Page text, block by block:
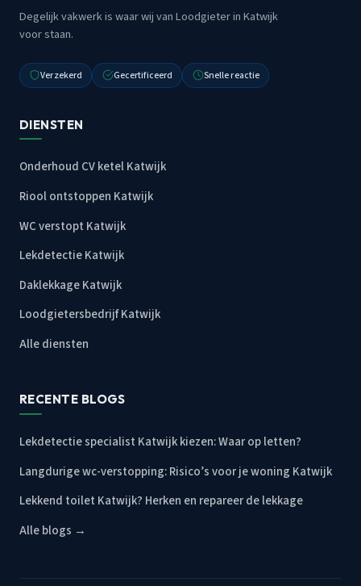
Degelijk vakwerk is waar wij van Loodgieter in Katwijk
voor staan.
Verzekerd Gecertificeerd Snelle reactie
DIENSTEN
Onderhoud CV ketel Katwijk
Riool ontstoppen Katwijk
WC verstopt Katwijk
Lekdetectie Katwijk
Daklekkage Katwijk
Loodgietersbedrijf Katwijk
Alle diensten
RECENTE BLOGS
Lekdetectie specialist Katwijk kiezen: Waar op letten?
Langdurige wc-verstopping: Risico’s voor je woning Katwijk
Lekkend toilet Katwijk? Herken en repareer de lekkage
Alle blogs →